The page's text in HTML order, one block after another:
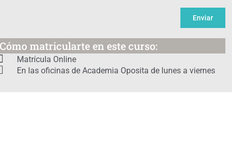
Enviar
Cómo matricularte en este curso:
Matrícula Online
En las oficinas de Academia Oposita de lunes a viernes